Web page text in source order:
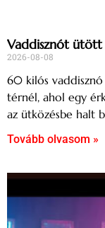
Vaddisznót
2026-08-08
60 kilós
térnél, ahol egy
az ütközésbe halt
Tovább olvasom »